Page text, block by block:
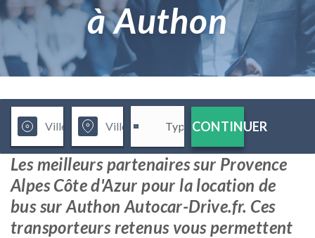
à Authon
CONTINUER
Les meilleurs partenaires sur Provence
Alpes Côte d'Azur pour la location de
bus sur Authon Autocar-Drive.fr. Ces
transporteurs retenus vous permettent